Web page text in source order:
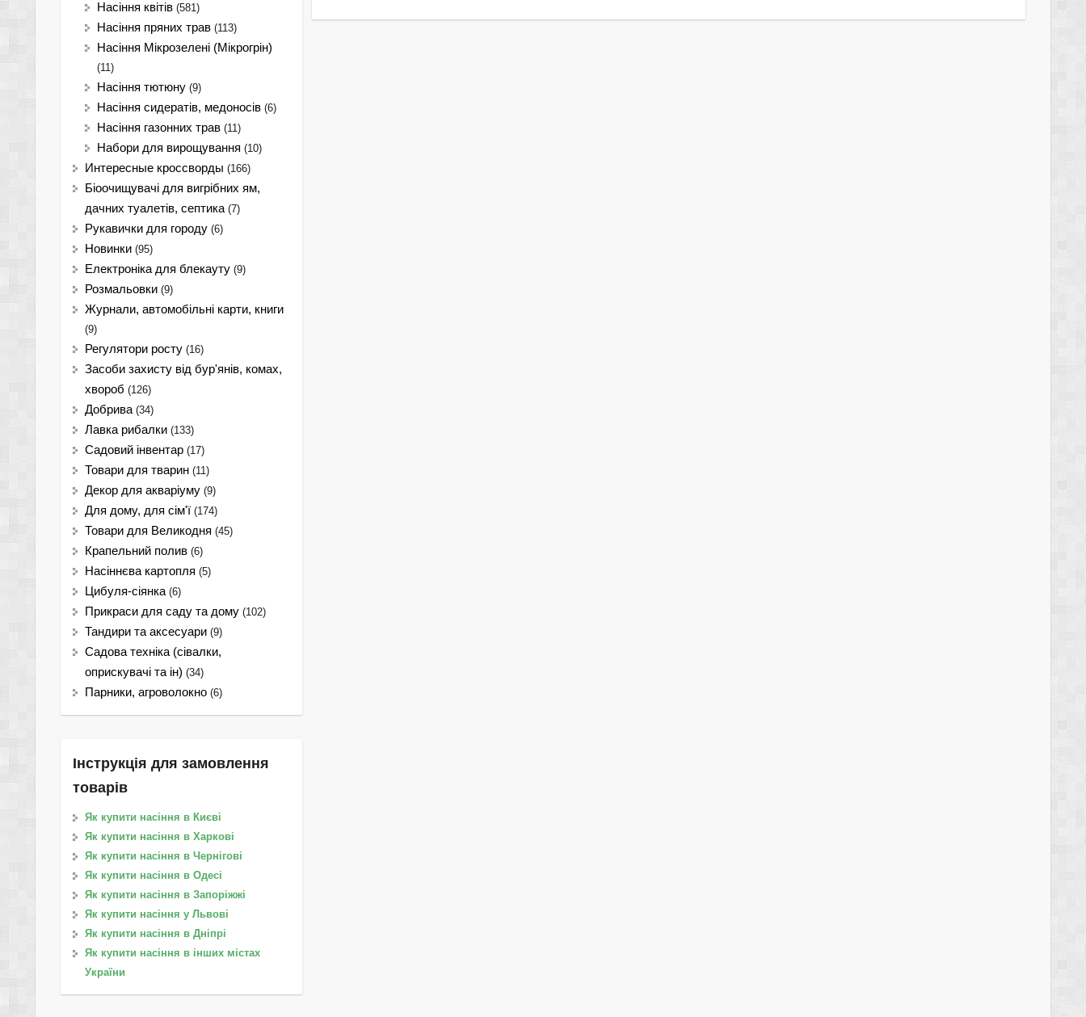
Насіння квітів (581)
Насіння пряних трав (113)
Насіння Мікрозелені (Мікрогрін)
(11)
Насіння тютюну (9)
Насіння сидератів, медоносів (6)
Насіння газонних трав (11)
Набори для вирощування (10)
Интересные кроссворды (166)
Біоочищувачі для вигрібних ям,
дачних туалетів, септика (7)
Рукавички для городу (6)
Новинки (95)
Електроніка для блекауту (9)
Розмальовки (9)
Журнали, автомобільні карти, книги
(9)
Регулятори росту (16)
Засоби захисту від бур'янів, комах,
хвороб (126)
Добрива (34)
Лавка рибалки (133)
Садовий інвентар (17)
Товари для тварин (11)
Декор для акваріуму (9)
Для дому, для сім'ї (174)
Товари для Великодня (45)
Крапельний полив (6)
Насіннєва картопля (5)
Цибуля-сіянка (6)
Прикраси для саду та дому (102)
Тандири та аксесуари (9)
Садова техніка (сівалки,
оприскувачі та ін) (34)
Парники, агроволокно (6)
Інструкція для замовлення
товарів
Як купити насіння в Києві
Як купити насіння в Харкові
Як купити насіння в Чернігові
Як купити насіння в Одесі
Як купити насіння в Запоріжжі
Як купити насіння у Львові
Як купити насіння в Дніпрі
Як купити насіння в інших містах
України